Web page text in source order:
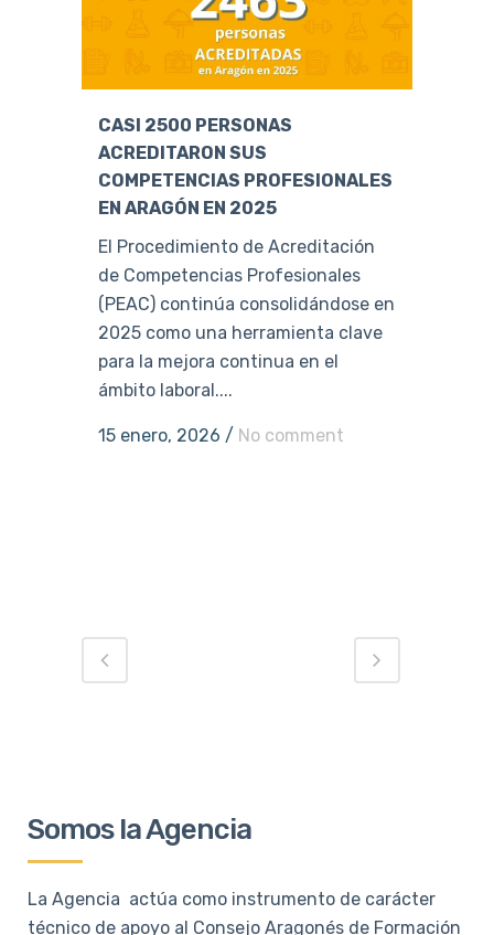
CASI 2500 PERSONAS
ACREDITARON SUS
COMPETENCIAS PROFESIONALES
EN ARAGÓN EN 2025
El Procedimiento de Acreditación
de Competencias Profesionales
(PEAC) continúa consolidándose en
2025 como una herramienta clave
para la mejora continua en el
ámbito laboral....
15 enero, 2026 / No comment
Somos la Agencia
La Agencia actúa como instrumento de carácter
técnico de apoyo al Consejo Aragonés de Formación